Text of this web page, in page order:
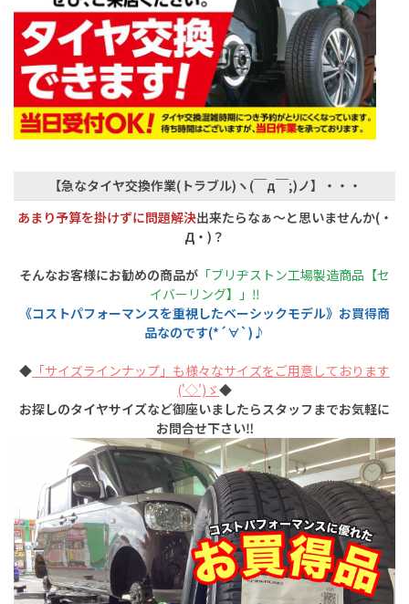
【急なタイヤ交換作業(トラブル)ヽ(￣д￣;)ノ】・・・
あまり予算を掛けずに問題解決出来たらなぁ〜と思いませんか(・
Д・)？
そんなお客様にお勧めの商品が 「ブリヂストン工場製造商品【セ
イバーリング】」‼︎
《コストパフォーマンスを重視したベーシックモデル》お買得商
品なのです(*´∀`)♪
◆ 「サイズラインナップ」も様々なサイズをご用意しております
('◇')ゞ◆
お探しのタイヤサイズなど御座いましたらスタッフまでお気軽に
お問合せ下さい‼